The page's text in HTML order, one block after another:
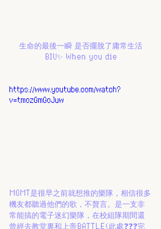
生命的最後一瞬 是否擺脫了庸常生活
BIU✨ When you die
https://www.youtube.com/watch?
v=tmozGmGoJuw
MGMT是很早之前就想推的樂隊，相信很多
機友都聽過他們的歌，不贅言。是一支非
常能搞的電子迷幻樂隊，在校組隊期間還
曾經去教堂裏和上帝BATTLE(此處❓❓❓完